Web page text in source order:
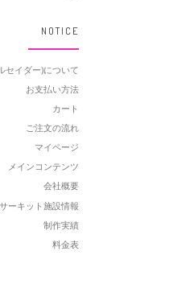
NOTICE
イダー)について
お支払い方法
カート
ご注文の流れ
マイページ
メインコンテンツ
会社概要
ーキット施設情報
制作実績
料金表